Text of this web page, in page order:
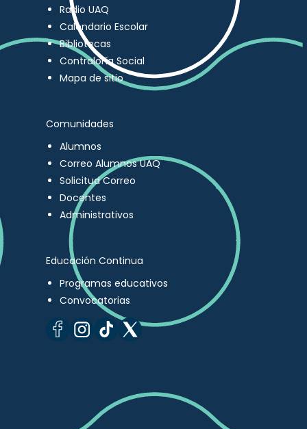
Radio UAQ
Calendario Escolar
Bibliotecas
Contraloría Social
Mapa de sitio
Comunidades
Alumnos
Correo Alumnos UAQ
Solicitud Correo
Docentes
Administrativos
Educación Continua
Programas educativos
Convocatorias